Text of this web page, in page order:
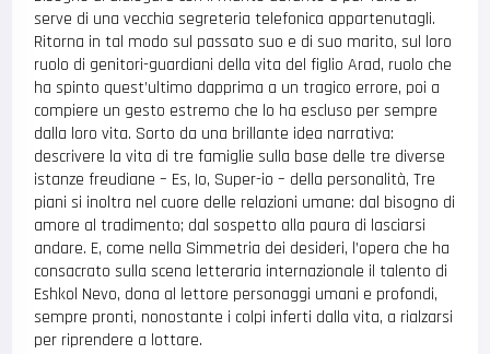
serve di una vecchia segreteria telefonica appartenutagli.
Ritorna in tal modo sul passato suo e di suo marito, sul loro
ruolo di genitori-guardiani della vita del figlio Arad, ruolo che
ha spinto quest’ultimo dapprima a un tragico errore, poi a
compiere un gesto estremo che lo ha escluso per sempre
dalla loro vita. Sorto da una brillante idea narrativa:
descrivere la vita di tre famiglie sulla base delle tre diverse
istanze freudiane – Es, Io, Super-io – della personalità, Tre
piani si inoltra nel cuore delle relazioni umane: dal bisogno di
amore al tradimento; dal sospetto alla paura di lasciarsi
andare. E, come nella Simmetria dei desideri, l’opera che ha
consacrato sulla scena letteraria internazionale il talento di
Eshkol Nevo, dona al lettore personaggi umani e profondi,
sempre pronti, nonostante i colpi inferti dalla vita, a rialzarsi
per riprendere a lottare.